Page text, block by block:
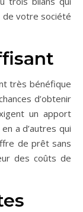
de votre société
très bénéfique
d’obtenir
un apport
a d’autres qui
de prêt sans
des coûts de